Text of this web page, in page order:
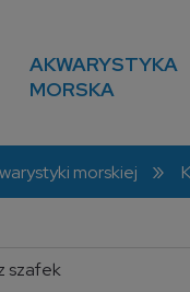
AKWARYSTYKA
MORSKA
morskiej »
szafek